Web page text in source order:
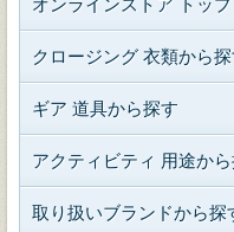
オンラインストア トップ
クロージング 衣類から
ギア 道具から探す
アクティビティ 用途か
取り扱いブランドから探